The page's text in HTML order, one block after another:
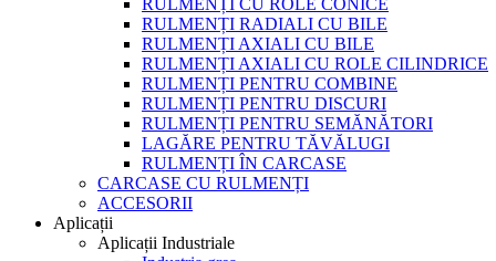
RULMENȚI CU ROLE CONICE
RULMENȚI RADIALI CU BILE
RULMENȚI AXIALI CU BILE
RULMENȚI AXIALI CU ROLE CILINDRICE
RULMENȚI PENTRU COMBINE
RULMENȚI PENTRU DISCURI
RULMENȚI PENTRU SEMĂNĂTORI
LAGĂRE PENTRU TĂVĂLUGI
RULMENȚI ÎN CARCASE
CARCASE CU RULMENȚI
ACCESORII
Aplicații
Aplicații Industriale